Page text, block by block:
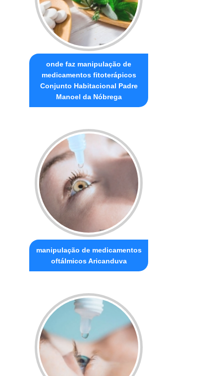
onde faz manipulação de
medicamentos fitoterápicos
Conjunto Habitacional Padre
Manoel da Nóbrega
manipulação de medicamentos
oftálmicos Aricanduva